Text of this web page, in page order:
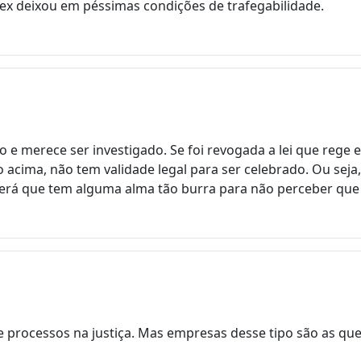
deixou em péssimas condições de trafegabilidade.
e merece ser investigado. Se foi revogada a lei que
não tem validade legal para ser celebrado. Ou
que tem alguma alma tão burra para não perceber
processos na justiça. Mas empresas desse tipo são as